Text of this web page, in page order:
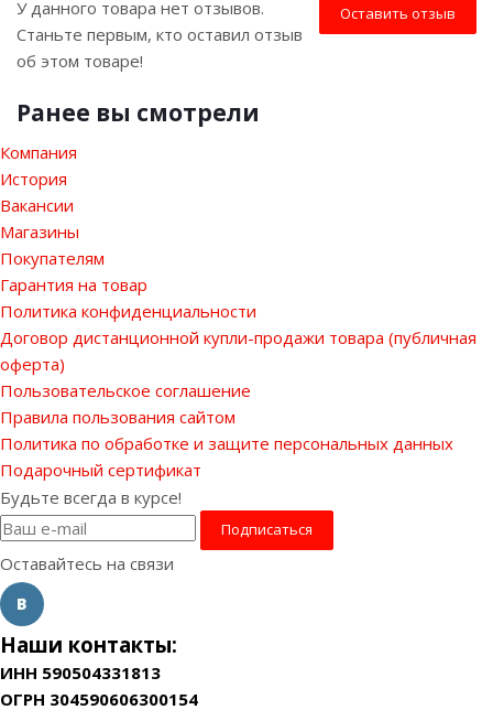
Оставить отзыв
У данного товара нет отзывов.
Станьте первым, кто оставил отзыв
об этом товаре!
Ранее вы смотрели
Компания
История
Вакансии
Магазины
Покупателям
Гарантия на товар
Политика конфиденциальности
Договор дистанционной купли-продажи товара (публичная
оферта)
Пользовательское соглашение
Правила пользования сайтом
Политика по обработке и защите персональных данных
Подарочный сертификат
Будьте всегда в курсе!
Оставайтесь на связи
Наши контакты:
ИНН 590504331813
ОГРН 304590606300154